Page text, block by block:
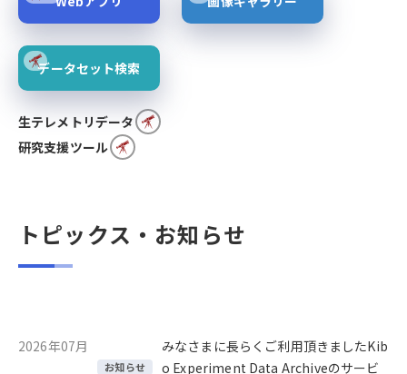
データセット検索
生テレメトリデータ
研究支援ツール
トピックス・お知らせ
2026年07月
お知らせ
みなさまに長らくご利用頂きましたKib
o Experiment Data Archiveのサービ